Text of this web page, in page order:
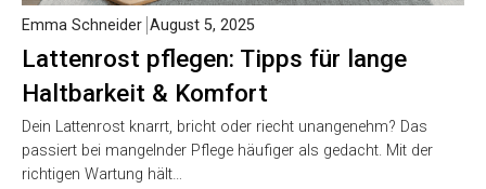
Lattenrost pflegen: Tipps für lange
Haltbarkeit & Komfort
Emma Schneider August 5, 2025
Dein Lattenrost knarrt, bricht oder riecht unangenehm? Das
passiert bei mangelnder Pflege häufiger als gedacht. Mit der
richtigen Wartung hält…